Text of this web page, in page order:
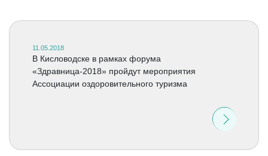
11.05.2018
В Кисловодске в рамках форума
«Здравница-2018» пройдут мероприятия
Ассоциации оздоровительного туризма